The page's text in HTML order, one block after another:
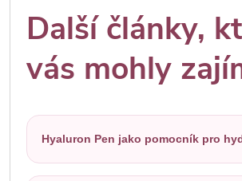
Další články,
vás mohly
Hyaluron Pen jako pomocník pro